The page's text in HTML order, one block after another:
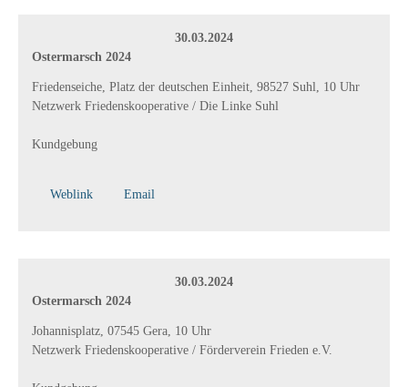
30.03.2024
Ostermarsch 2024
Friedenseiche, Platz der deutschen Einheit, 98527 Suhl, 10 Uhr
Netzwerk Friedenskooperative / Die Linke Suhl
Kundgebung
Weblink Email
30.03.2024
Ostermarsch 2024
Johannisplatz, 07545 Gera, 10 Uhr
Netzwerk Friedenskooperative / Förderverein Frieden e.V.